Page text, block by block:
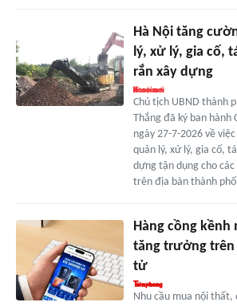
Hà Nội tăng
lý, xử lý, gia cố,
rắn xây dựng
Chủ tịch UBND thành
Thắng đã ký ban hành
ngày 27-7-2026 về
quản lý, xử lý, gia cố,
dựng tận dụng cho
trên địa bàn thành
Hàng cồng
tăng trưởng
tử
Nhu cầu mua nội thất,